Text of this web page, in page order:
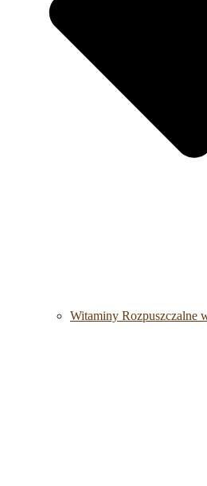
Witaminy Rozpuszczalne